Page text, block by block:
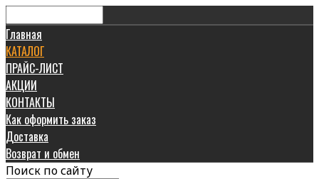
Главная
КАТАЛОГ
ПРАЙС-ЛИСТ
АКЦИИ
КОНТАКТЫ
Как оформить заказ
Доставка
Возврат и обмен
Поиск по сайту